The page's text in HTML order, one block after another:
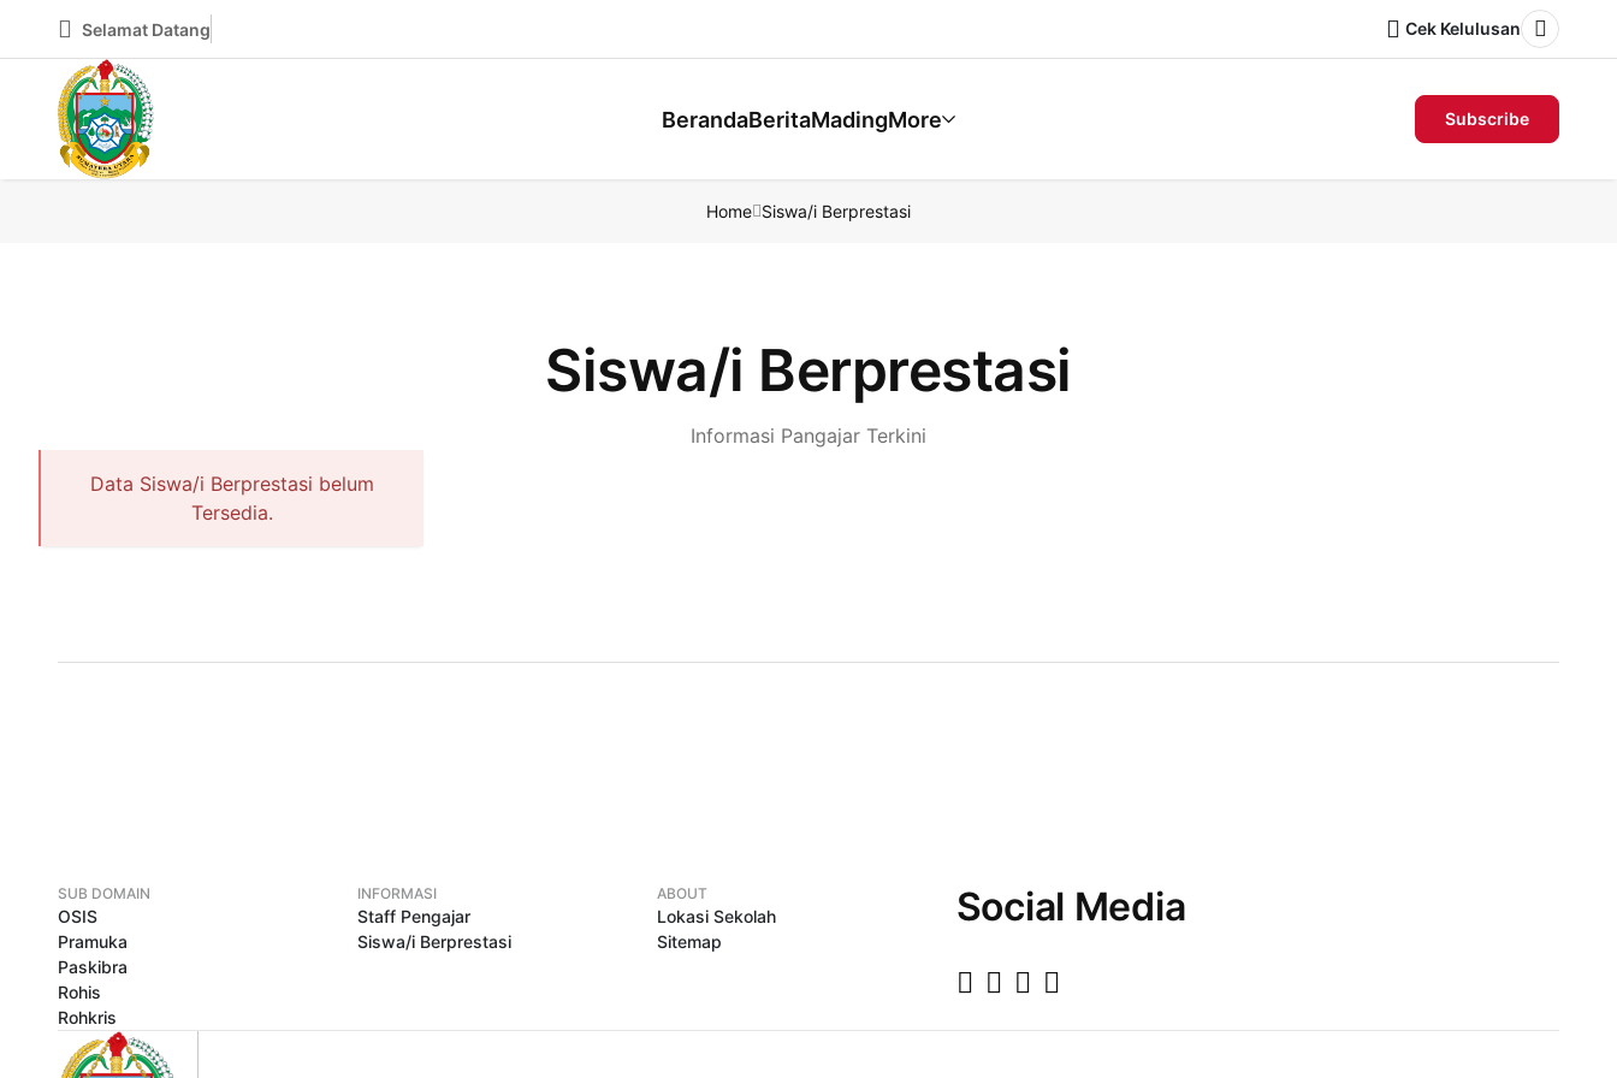
Selamat Datang Cek Kelulusan
Dark
BerandaBeritaMadingMore Subscribe
Home Siswa/i Berprestasi
Siswa/i Berprestasi
Informasi Pangajar Terkini
Data Siswa/i Berprestasi belum
Tersedia.
SUB DOMAIN
OSIS
Pramuka
Paskibra
Rohis
Rohkris
INFORMASI
Staff Pengajar
Siswa/i Berprestasi
ABOUT
Lokasi Sekolah
Sitemap
Social Media